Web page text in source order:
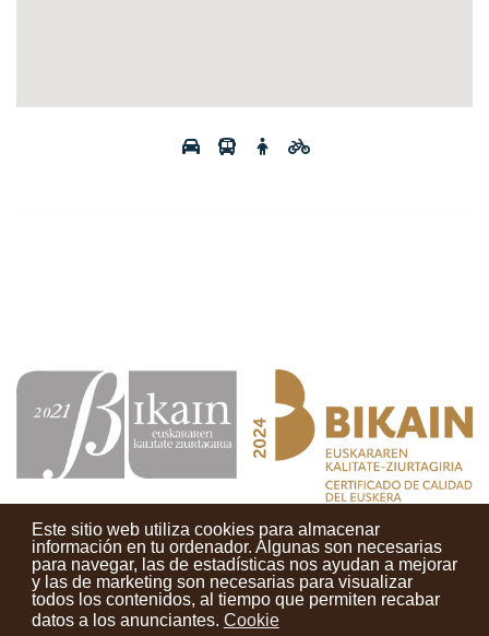
Este sitio web utiliza cookies para almacenar
información en tu ordenador. Algunas son necesarias
para navegar, las de estadísticas nos ayudan a mejorar
y las de marketing son necesarias para visualizar
todos los contenidos, al tiempo que permiten recabar
datos a los anunciantes. Cookie
Contactos Condiciones de uso Aviso legal
Noticias
Tu opinión cuenta